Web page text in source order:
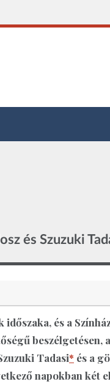
és Szuzuki
és a
beszélgetésen,
Tadasi* és a
napokban két